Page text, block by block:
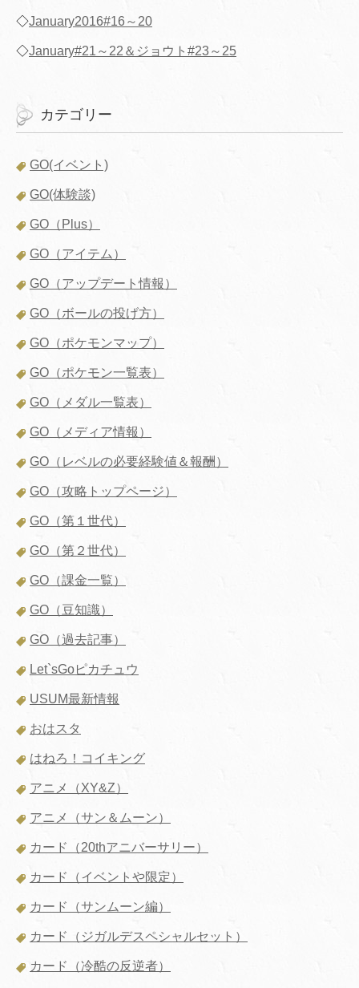
◇January2016#16～20
◇January#21～22＆ジョウト#23～25
カテゴリー
GO(イベント)
GO(体験談)
GO（Plus）
GO（アイテム）
GO（アップデート情報）
GO（ボールの投げ方）
GO（ポケモンマップ）
GO（ポケモン一覧表）
GO（メダル一覧表）
GO（メディア情報）
GO（レベルの必要経験値＆報酬）
GO（攻略トップページ）
GO（第１世代）
GO（第２世代）
GO（課金一覧）
GO（豆知識）
GO（過去記事）
Let`sGoピカチュウ
USUM最新情報
おはスタ
はねろ！コイキング
アニメ（XY&Z）
アニメ（サン＆ムーン）
カード（20thアニバーサリー）
カード（イベントや限定）
カード（サンムーン編）
カード（ジガルデスペシャルセット）
カード（冷酷の反逆者）